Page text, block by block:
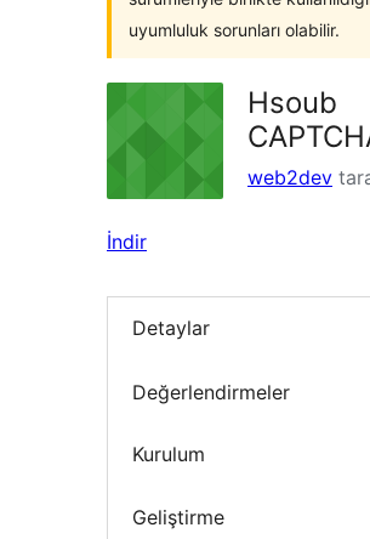
uyumluluk sorunları olabilir.
Hsoub
web2dev
İndir
Detaylar
Değerlendirmeler
Kurulum
Geliştirme